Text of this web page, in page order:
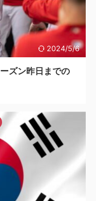
2024/5/6
ズン昨日までの